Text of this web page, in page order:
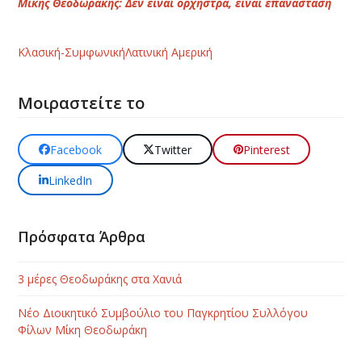
Κλασική-ΣυμφωνικήΛατινική Αμερική
Μοιραστείτε το
Facebook Twitter
Pinterest
LinkedIn
Πρόσφατα Άρθρα
3 μέρες Θεοδωράκης στα Χανιά
Νέο Διοικητικό Συμβούλιο του Παγκρητίου Συλλόγου
Φίλων Μίκη Θεοδωράκη